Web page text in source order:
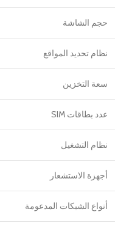
حجم الشاشة
نظام تحديد المواقع
سعة التخزين
عدد بطاقات SIM
نظام التشغيل
أجهزة الاستشعار
أنواع الشبكات المدعومة